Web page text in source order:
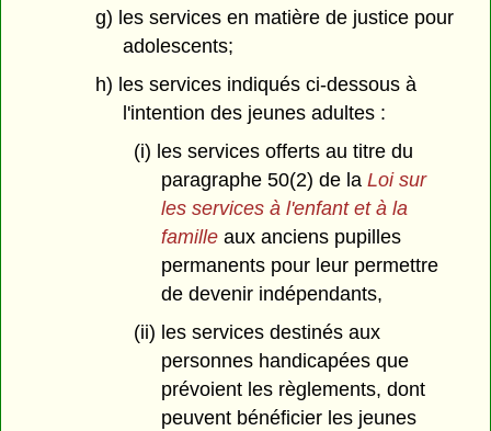
g) les services en matière de justice pour
adolescents;
h) les services indiqués ci-dessous à
l'intention des jeunes adultes :
(i) les services offerts au titre du
paragraphe 50(2) de la Loi sur
les services à l'enfant et à la
familleaux anciens pupilles
permanents pour leur permettre
de devenir indépendants,
(ii) les services destinés aux
personnes handicapées que
prévoient les règlements, dont
peuvent bénéficier les jeunes